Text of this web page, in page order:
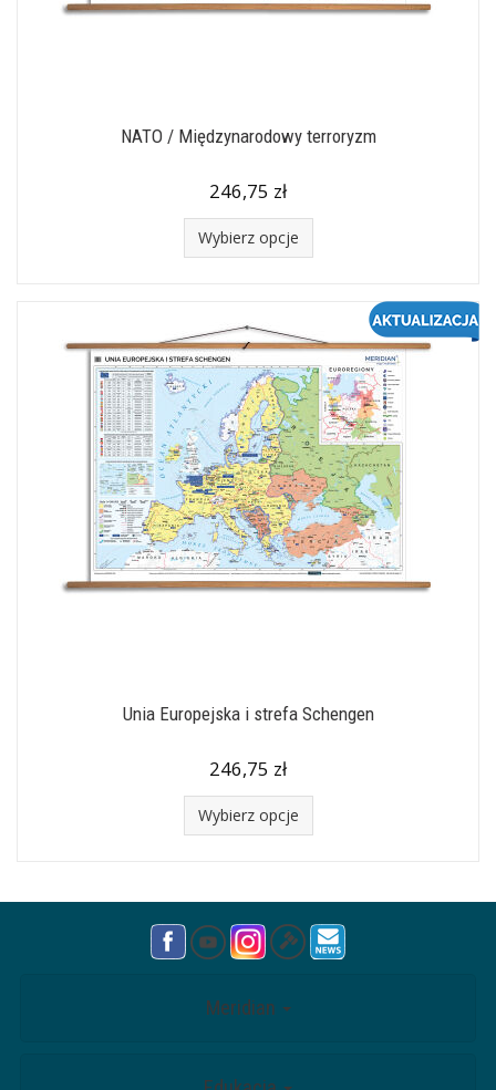
NATO / Międzynarodowy terroryzm
246,75 zł
Wybierz opcje
Unia Europejska i strefa Schengen
246,75 zł
Wybierz opcje
Meridian